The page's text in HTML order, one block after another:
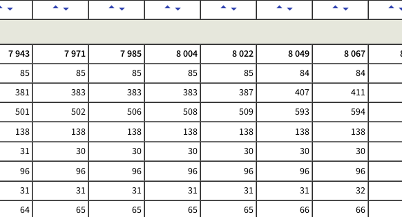
7 943 7 971 7 985 8 004 8 022 8 049 8 067
85 85 85 85 85 84
84
381 383 383 383 387 407
411
501 502 506 508 509 593
594
138 138 138 138 138 138
138
31 30 30 30 30 30
30
96 96 96 96 96 96
96
31 31 31 31 31 31
32
64 65 65 65 65 66
66